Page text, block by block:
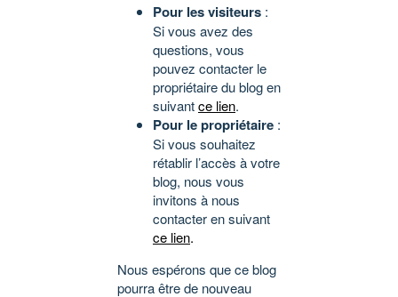
Pour les visiteurs :
Si vous avez des
questions, vous
pouvez contacter le
propriétaire du blog en
suivantce lien.
Pour le propriétaire :
Si vous souhaitez
rétablir l’accès à votre
blog, nous vous
invitons à nous
contacter en suivant
ce lien.
Nous espérons que ce blog
pourra être de nouveau